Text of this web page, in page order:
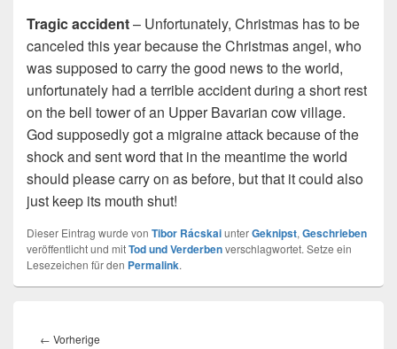
Tragic accident– Unfortunately, Christmas has to be
canceled this year because the Christmas angel, who
was supposed to carry the good news to the world,
unfortunately had a terrible accident during a short rest
on the bell tower of an Upper Bavarian cow village.
God supposedly got a migraine attack because of the
shock and sent word that in the meantime the world
should please carry on as before, but that it could also
just keep its mouth shut!
Dieser Eintrag wurde von Tibor RácskaiunterGeknipst, Geschrieben
veröffentlicht und mitTod und Verderbenverschlagwortet. Setze ein
Lesezeichen für den Permalink.
← Vorherige